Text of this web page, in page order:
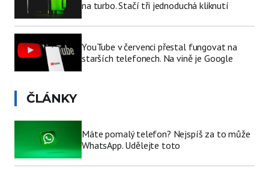
na turbo. Stačí tři jednoduchá kliknutí
YouTube v červenci přestal fungovat na
starších telefonech. Na vině je Google
ČLÁNKY
Máte pomalý telefon? Nejspíš za to může
WhatsApp. Udělejte toto